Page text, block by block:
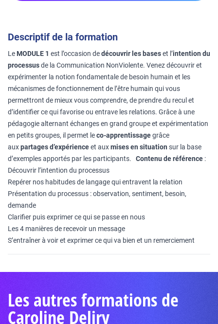
Descriptif de la formation
Le MODULE 1 est l’occasion dedécouvrir les baseset l’intention du
processusde la Communication NonViolente. Venez découvrir et
expérimenter la notion fondamentale de besoin humain et les
mécanismes de fonctionnement de l’être humain qui vous
permettront de mieux vous comprendre, de prendre du recul et
d’identifier ce qui favorise ou entrave les relations. Grâce à une
pédagogie alternant échanges en grand groupe et expérimentation
en petits groupes, il permet leco-apprentissagegrâce
auxpartages d’expérienceet auxmises en situation sur la base
d’exemples apportés par les participants. Contenu de référence :
Découvrir l’intention du processus
Repérer nos habitudes de langage qui entravent la relation
Présentation du processus : observation, sentiment, besoin,
demande
Clarifier puis exprimer ce qui se passe en nous
Les 4 manières de recevoir un message
S’entraîner à voir et exprimer ce qui va bien et un remerciement
Les autres formations de
Caroline Deliry